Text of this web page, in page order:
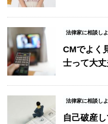
法律家に相談し
CMでよく
士って大丈
法律家に相談し
自己破産